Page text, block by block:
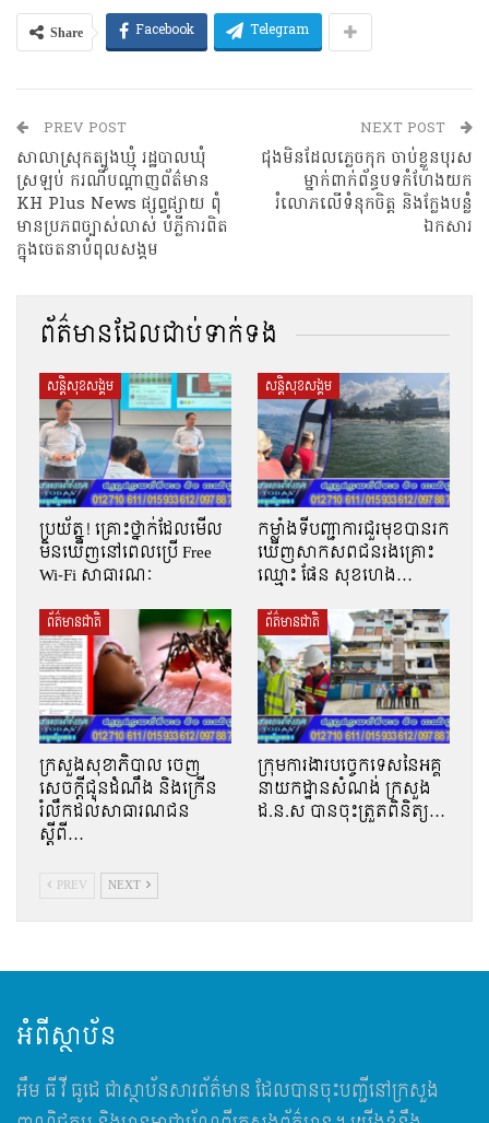
Share Facebook Telegram
PREV POST
សាលាស្រុកត្បូងឃ្មុំ រដ្ឋបាលឃុំ
ស្រឡប់ ករណីបណ្តាញព័ត៌មាន
KH Plus News ផ្សព្វផ្សាយ ពុំ
មានប្រភពច្បាស់លាស់ បំភ្លីការពិត
ក្នុងចេតនាបំពុលសង្គម
NEXT POST
ជុងមិនដែលភ្លេចកុក ចាប់ខ្លួនបុរស
ម្នាក់ពាក់ព័ន្ធបទកំហែងយក
រំលោភលើទំនុកចិត្ត និងក្លែងបន្លំ
ឯកសារ
ព័ត៌មានដែលជាប់ទាក់ទង
សន្តិសុខសង្គម
ប្រយ័ត្ន! គ្រោះថ្នាក់ដែលមើល
មិនឃើញនៅពេលប្រើ Free
Wi-Fi សាធារណៈ
សន្តិសុខសង្គម
កម្លាំងទីបញ្ជាការជួរមុខបានរក
ឃើញសាកសពជនរងគ្រោះ
ឈ្មោះ ផែន សុខហេង…
ព័ត៌មានជាតិ
ក្រសួងសុខាភិបាល ចេញ
សេចក្តីជូនដំណឹង និងក្រើន
រំលឹកដល់សាធារណជន
ស្ដីពី…
ព័ត៌មានជាតិ
ក្រុមការងារបច្ចេកទេសនៃអគ្គ
នាយកដ្ឋានសំណង់ ក្រសួង
ដ.ន.ស បានចុះត្រួតពិនិត្យ…
PREV NEXT
អំពីស្ថាប័ន
អឹម​ ធី វី ធូដេ ជាស្ថាប័នសារព័ត៌មាន ដែលបានចុះបញ្ជីនៅក្រសួង